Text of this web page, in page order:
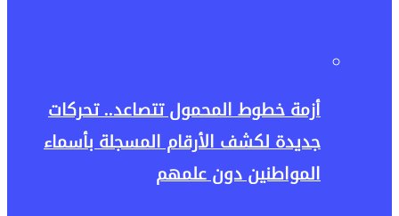
أزمة خطوط المحمول تتصاعد.. تحركات
جديدة لكشف الأرقام المسجلة بأسماء
المواطنين دون علمهم